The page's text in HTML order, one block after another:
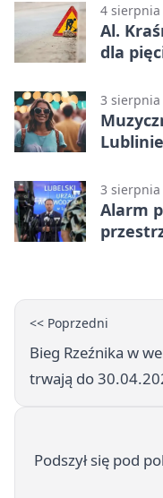
4 sierpnia
Al.
dla
3 sierpnia
3 sierpnia
Alarm
<< Poprzedni
Bieg Rzeźnika w
trwają do
Podszył się pod